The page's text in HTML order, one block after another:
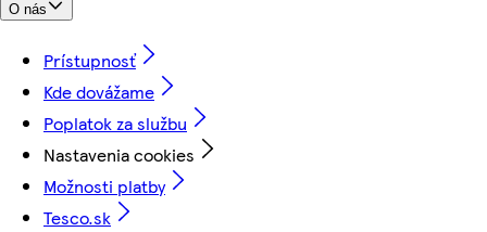
O nás
Prístupnosť
Kde dovážame
Poplatok za službu
Nastavenia cookies
Možnosti platby
Tesco.sk